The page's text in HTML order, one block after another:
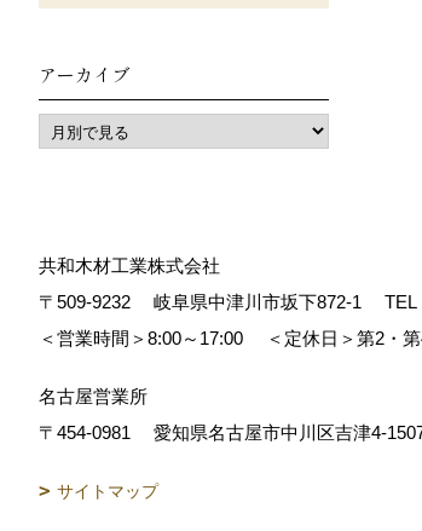
アーカイブ
共和木材工業株式会社
〒509-9232
岐阜県中津川市坂下872‐1 TEL
＜営業時間＞8:00～17:00
＜定休日＞第2・
名古屋営業所
〒454-0981
愛知県名古屋市中川区吉津4-
サイトマップ